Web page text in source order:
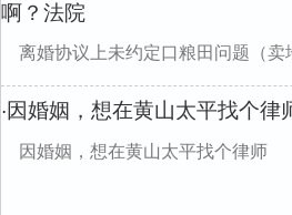
啊？法院
离婚协议上未约定口粮田问题（
· 因婚姻，想在黄山太平找个律
因婚姻，想在黄山太平找个律师